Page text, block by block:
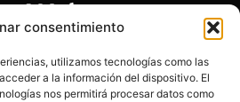
consentimiento
utilizamos tecnologías como las
a la información del dispositivo. El
nos permitirá procesar datos como
NOSOTROS